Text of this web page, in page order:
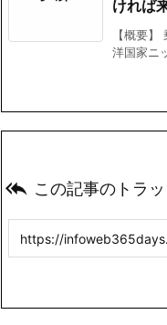
ければ
【概要
洋国家ニ
 この記事のトラ